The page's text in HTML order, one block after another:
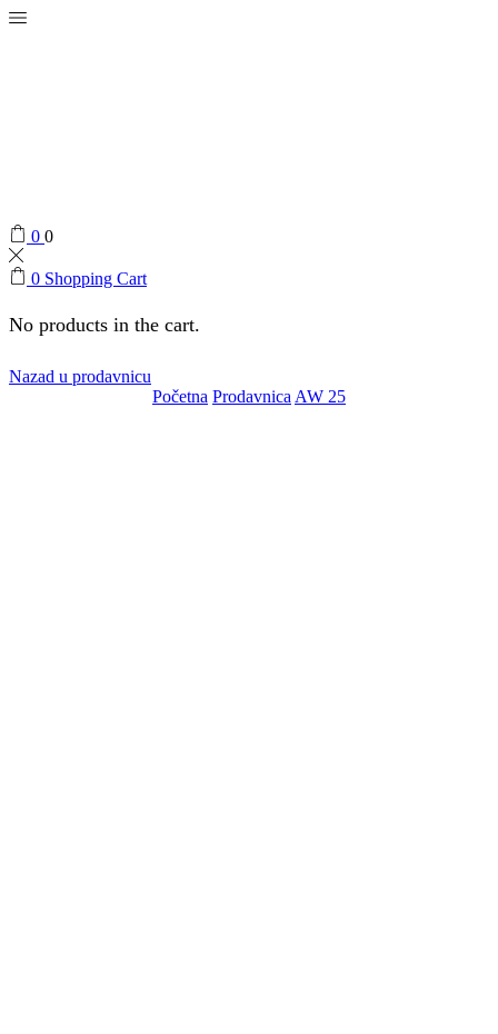
0 0
0 Shopping Cart
No products in the cart.
Nazad u prodavnicu
Početna Prodavnica AW 25